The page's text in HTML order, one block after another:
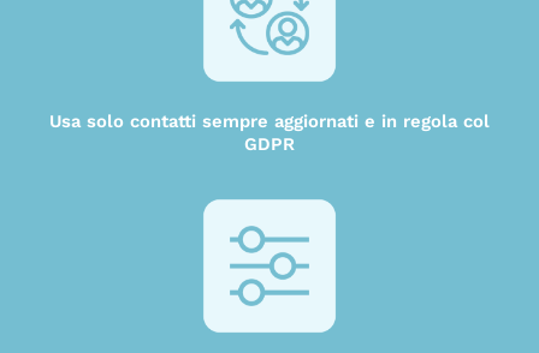
Usa solo contatti sempre aggiornati e in regola col
GDPR